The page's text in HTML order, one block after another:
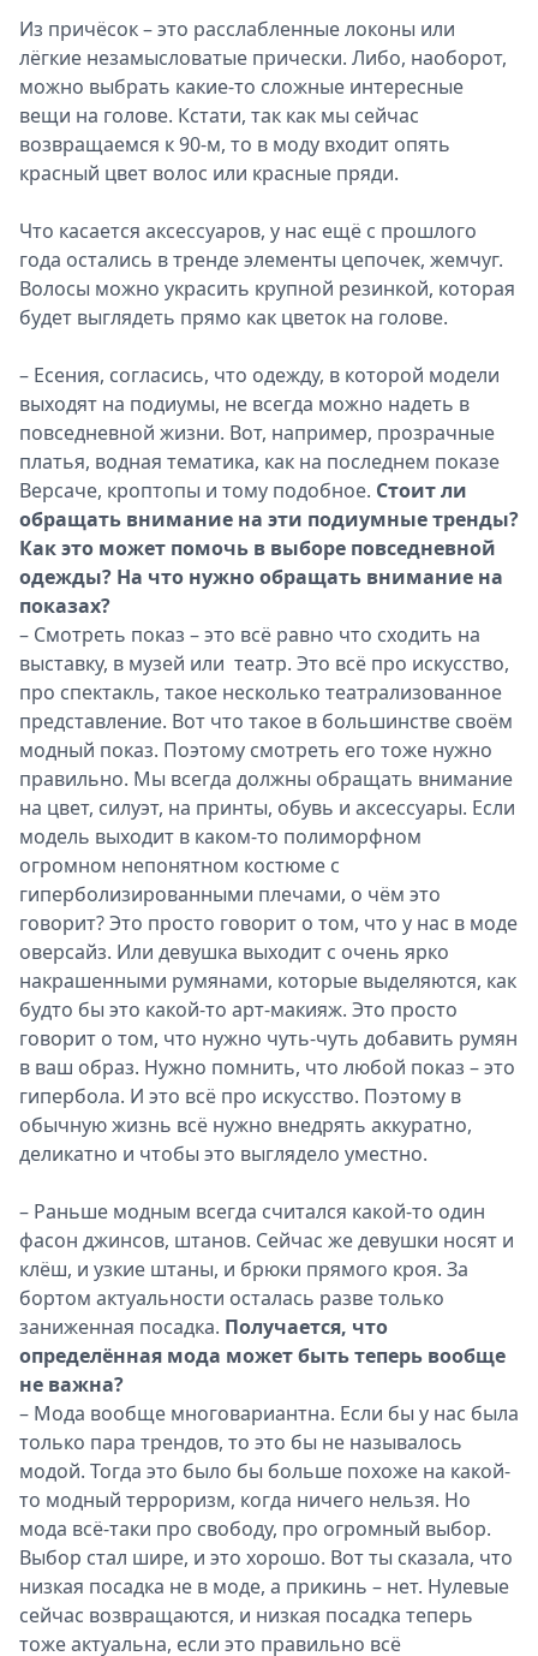
Из причёсок – это расслабленные локоны или
лёгкие незамысловатые прически. Либо, наоборот,
можно выбрать какие-то сложные интересные
вещи на голове. Кстати, так как мы сейчас
возвращаемся к 90-м, то в моду входит опять
красный цвет волос или красные пряди.
Что касается аксессуаров, у нас ещё с прошлого
года остались в тренде элементы цепочек, жемчуг.
Волосы можно украсить крупной резинкой, которая
будет выглядеть прямо как цветок на голове.
– Есения, согласись, что одежду, в которой модели
выходят на подиумы, не всегда можно надеть в
повседневной жизни. Вот, например, прозрачные
платья, водная тематика, как на последнем показе
Версаче, кроптопы и тому подобное. Стоит ли
обращать внимание на эти подиумные тренды?
Как это может помочь в выборе повседневной
одежды? На что нужно обращать внимание на
показах?
– Смотреть показ – это всё равно что сходить на
выставку, в музей или театр. Это всё про искусство,
про спектакль, такое несколько театрализованное
представление. Вот что такое в большинстве своём
модный показ. Поэтому смотреть его тоже нужно
правильно. Мы всегда должны обращать внимание
на цвет, силуэт, на принты, обувь и аксессуары. Если
модель выходит в каком-то полиморфном
огромном непонятном костюме с
гиперболизированными плечами, о чём это
говорит? Это просто говорит о том, что у нас в моде
оверсайз. Или девушка выходит с очень ярко
накрашенными румянами, которые выделяются, как
будто бы это какой-то арт-макияж. Это просто
говорит о том, что нужно чуть-чуть добавить румян
в ваш образ. Нужно помнить, что любой показ – это
гипербола. И это всё про искусство. Поэтому в
обычную жизнь всё нужно внедрять аккуратно,
деликатно и чтобы это выглядело уместно.
– Раньше модным всегда считался какой-то один
фасон джинсов, штанов. Сейчас же девушки носят и
клёш, и узкие штаны, и брюки прямого кроя. За
бортом актуальности осталась разве только
заниженная посадка. Получается, что
определённая мода может быть теперь вообще
не важна?
– Мода вообще многовариантна. Если бы у нас была
только пара трендов, то это бы не называлось
модой. Тогда это было бы больше похоже на какой-
то модный терроризм, когда ничего нельзя. Но
мода всё-таки про свободу, про огромный выбор.
Выбор стал шире, и это хорошо. Вот ты сказала, что
низкая посадка не в моде, а прикинь – нет. Нулевые
сейчас возвращаются, и низкая посадка теперь
тоже актуальна, если это правильно всё